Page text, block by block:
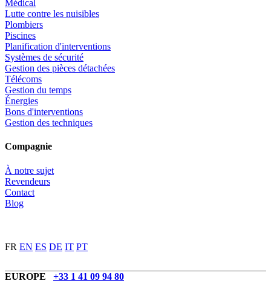
Médical
Lutte contre les nuisibles
Plombiers
Piscines
Planification d'interventions
Systèmes de sécurité
Gestion des pièces détachées
Télécoms
Gestion du temps
Énergies
Bons d'interventions
Gestion des techniques
Compagnie
À notre sujet
Revendeurs
Contact
Blog
FR EN ES DE IT PT
EUROPE +33 1 41 09 94 80